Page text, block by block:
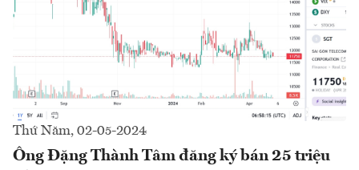
Thứ Năm, 02-05-2024
Ông Đặng Thành Tâm đăng ký bán 25 triệu